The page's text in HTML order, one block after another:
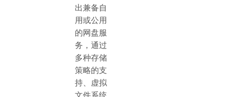
出兼备自
用或公用
的网盘服
务，通过
多种存储
策略的支
持、虚拟
文件系统